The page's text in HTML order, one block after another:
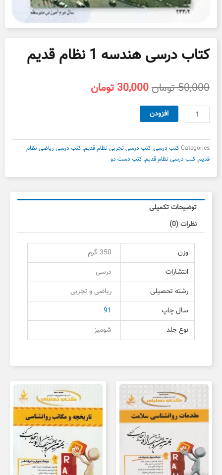
کتاب درسی هندسه 1 نظام قدیم
50,000تومانقیمت
بود.
30,000 تومان
کتاب
درسی
1
نظام
قدیم
عدد
افزودن
Categoriesکتب درسی,کتب درسی تجربی نظام قدیم,کتب درسی ریاضی نظام
قدیم,کتب درسی نظام قدیم,کتب دست دو
توضیحات تکمیلی
نظرات (0)
وزن
350 گرم
انتشارات
درسی
رشته تحصیلی
ریاضی و تجربی
سال چاپ
91
نوع جلد
شومیز